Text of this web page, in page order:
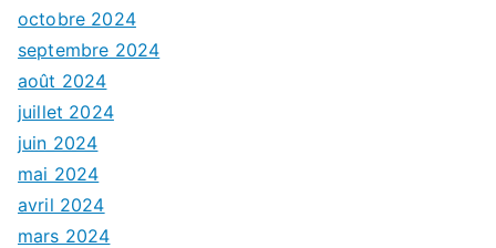
octobre 2024
septembre 2024
août 2024
juillet 2024
juin 2024
mai 2024
avril 2024
mars 2024